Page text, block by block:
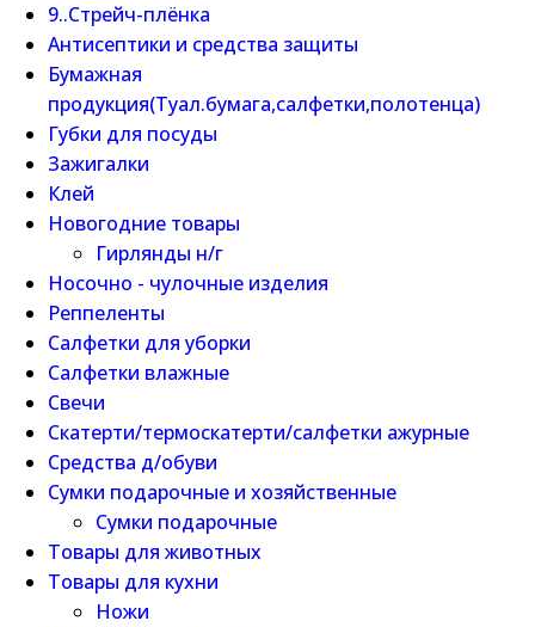
9..Стрейч-плёнка
Антисептики и средства защиты
Бумажная
продукция(Туал.бумага,салфетки,полотенца)
Губки для посуды
Зажигалки
Клей
Новогодние товары
Гирлянды н/г
Носочно - чулочные изделия
Реппеленты
Салфетки для уборки
Салфетки влажные
Свечи
Скатерти/термоскатерти/салфетки ажурные
Средства д/обуви
Сумки подарочные и хозяйственные
Сумки подарочные
Товары для животных
Товары для кухни
Ножи